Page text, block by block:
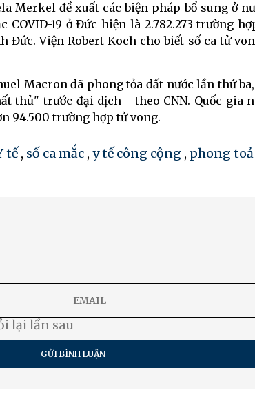
Merkel đề xuất các biện pháp bổ sung ở
COVID-19 ở Đức hiện là 2.782.273 trường
Đức. Viện Robert Koch cho biết số ca tử
Macron đã phong tỏa đất nước lần thứ
thủ" trước đại dịch - theo CNN. Quốc gia
94.500 trường hợp tử vong.
tế, số ca mắc , y tế công cộng , phong toả
lại lần sau
GỬI BÌNH LUẬN